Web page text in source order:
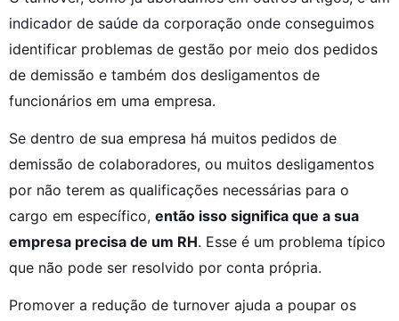
indicador de saúde da corporação onde conseguimos
identificar problemas de gestão por meio dos pedidos
de demissão e também dos desligamentos de
funcionários em uma empresa.
Se dentro de sua empresa há muitos pedidos de
demissão de colaboradores, ou muitos desligamentos
por não terem as qualificações necessárias para o
cargo em específico, então isso significa que a sua
empresa precisa de um RH. Esse é um problema típico
que não pode ser resolvido por conta própria.
Promover a redução de turnover ajuda a poupar os